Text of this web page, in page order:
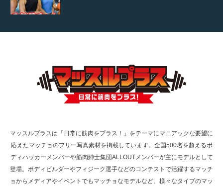
【TV】TBS番組「ひるおび」にてマッスルプ
TOKYO FMラジオ番組「ONE MORNING」
で紹介さ…
た（6/8放送）
マッスルプラスは「日常に筋肉をプラス！」をテーマにマニアックな要望に
応えたマッチョのフリー写真素材を掲載しています。全国500名を超えるボ
ディハッカーメンバーや筋肉紳士集団ALLOUTメンバーが主にモデルとして
登場。ボディビルダーやフィジーク選手などのコンテストで活躍するマッチ
ョからメディアやイベントでもマッチョなモデルなど、様々なタイプのマッ